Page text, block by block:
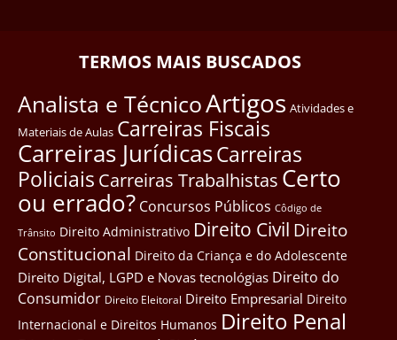
TERMOS MAIS BUSCADOS
Analista e TécnicoArtigos Atividades e
Materiais de Aulas Carreiras Fiscais
Carreiras JurídicasCarreiras
Policiais Carreiras Trabalhistas Certo
ou errado? Concursos Públicos Côdigo de
Trânsito Direito Administrativo Direito Civil Direito
Constitucional Direito da Criança e do Adolescente
Direito Digital, LGPD e Novas tecnológias Direito do
Consumidor Direito Eleitoral Direito Empresarial Direito
Internacional e Direitos Humanos Direito Penal